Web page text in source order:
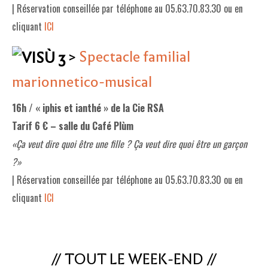
| Réservation conseillée par téléphone au 05.63.70.83.30 ou en
cliquant ICI
>Spectacle familial
marionnetico-musical
16h / « iphis et ianthé » de la Cie RSA
Tarif 6 € – salle du Café Plùm
«Ça veut dire quoi être une fille ? Ça veut dire quoi être un garçon
?»
| Réservation conseillée par téléphone au 05.63.70.83.30 ou en
cliquant ICI
// TOUT LE WEEK-END //